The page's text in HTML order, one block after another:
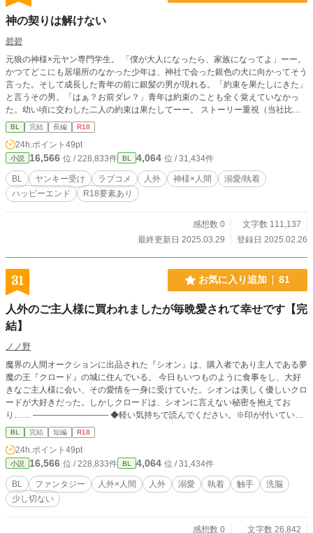
神の契りは解けない
碧碧
元狼の神様×元ヤン専門学生。 「僕が大人になったら、家族になってよ」ーー。
かつてどこにも居場所のなかった少年は、神社で会った銀色の犬に向かってそう
言った。そして成長した青年の前に銀髪の男が現れる。「約束を果たしにきた」
と言うその男。「はぁ？お前ダレ？」青年は約束のことも全く覚えていなかっ
た。幼い頃に交わした二人の約束は果たしてーー。 ストーリー重視（当社比）
ですが、予告なくR18描写が入ります。ご注意ください。
BL 完結 長編 R18
24h.ポイント 49pt
小説 16,566 位 / 228,833件 BL 4,064 位 / 31,434件
BL ヤンキー受け ラブコメ 人外 神様×人間
溺愛/執着
ハッピーエンド
R18要素あり
感想数 0
文字数 111,137
最終更新日 2025.03.29
登録日 2025.02.26
31 お気に入り追加 81
人外のご主人様に買われましたが毎晩愛されて幸せです【完
結】
ノノ野
魔界の人間オークションに出品された『シオン』は、購入者であり主人である夢
魔の王『クロード』の城に住んでいる。 今日もいつものように食事をし、大好
きなご主人様に会い、その愛情を一身に受けていた。シオンは美しく優しいクロ
ードが大好きだった。しかしクロードは、シオンに言えない秘密を抱えてお
り…… ――――――――― ◆軽い気持ちで読んでください。※印が付いている
話はR18です。
BL 完結 短編 R18
24h.ポイント 49pt
小説 16,566 位 / 228,833件 BL 4,064 位 / 31,434件
BL ファンタジー 人外×人間 人外 溺愛 執着 触手
洗脳
少し切ない
感想数 0 文字数 26,842